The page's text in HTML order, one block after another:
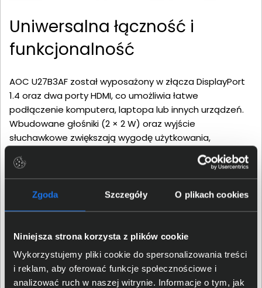
Zgoda Szczegóły O plikach cookies
Niniejsza strona korzysta z plików cookie
Wykorzystujemy pliki cookie do spersonalizowania treści
i reklam, aby oferować funkcje społecznościowe i
analizować ruch w naszej witrynie. Informacje o tym, jak
Uniwersalna łączność i
funkcjonalność
AOC U27B3AF został wyposażony w złącza DisplayPort
1.4 oraz dwa porty HDMI, co umożliwia łatwe
podłączenie komputera, laptopa lub innych urządzeń.
Wbudowane głośniki (2 × 2 W) oraz wyjście
słuchawkowe zwiększają wygodę użytkowania,
eliminując konieczność stosowania dodatkowych
akcesoriów audio. To rozwiązanie, które sprawdzi się w
codziennym użytkowaniu biurowym i domowym.